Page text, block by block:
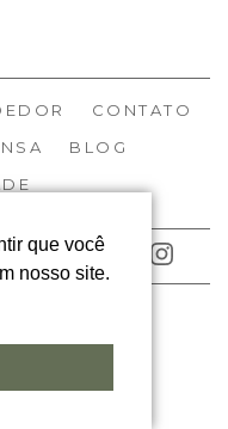
que você
nosso site.
CONTATO
BLOG